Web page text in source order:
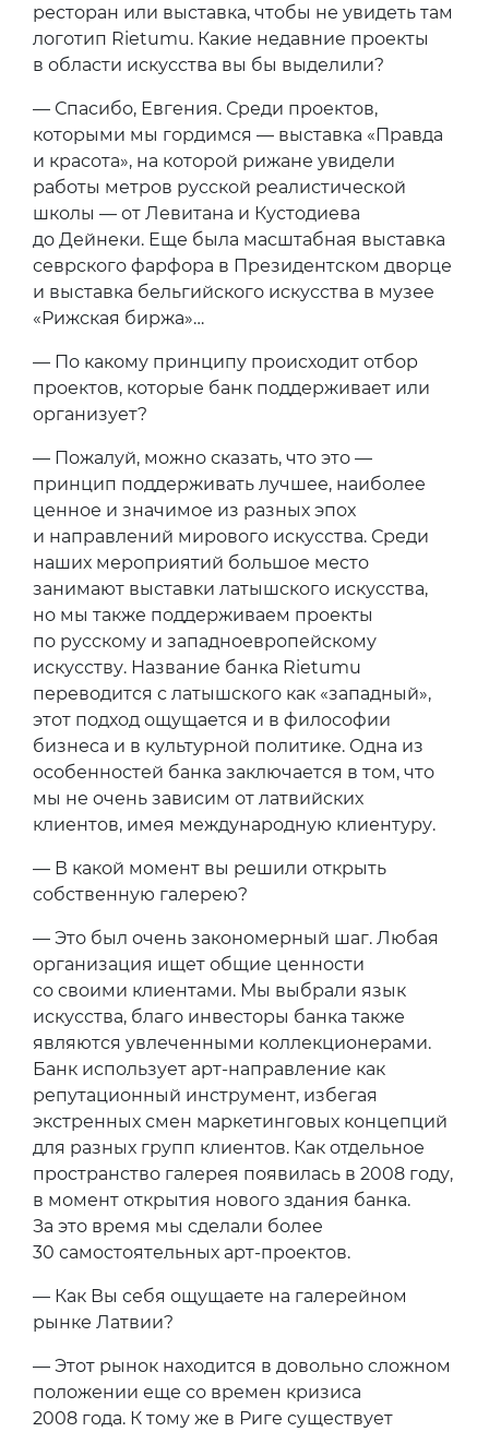
ресторан или выставка, чтобы не увидеть там
логотип Rietumu. Какие недавние проекты
в области искусства вы бы выделили?
— Спасибо, Евгения. Среди проектов,
которыми мы гордимся — выставка «Правда
и красота», на которой рижане увидели
работы метров русской реалистической
школы — от Левитана и Кустодиева
до Дейнеки. Еще была масштабная выставка
севрского фарфора в Президентском дворце
и выставка бельгийского искусства в музее
«Рижская биржа»…
— По какому принципу происходит отбор
проектов, которые банк поддерживает или
организует?
— Пожалуй, можно сказать, что это —
принцип поддерживать лучшее, наиболее
ценное и значимое из разных эпох
и направлений мирового искусства. Среди
наших мероприятий большое место
занимают выставки латышского искусства,
но мы также поддерживаем проекты
по русскому и западноевропейскому
искусству. Название банка Rietumu
переводится с латышского как «западный»,
этот подход ощущается и в философии
бизнеса и в культурной политике. Одна из
особенностей банка заключается в том, что
мы не очень зависим от латвийских
клиентов, имея международную клиентуру.
— В какой момент вы решили открыть
собственную галерею?
— Это был очень закономерный шаг. Любая
организация ищет общие ценности
со своими клиентами. Мы выбрали язык
искусства, благо инвесторы банка также
являются увлеченными коллекционерами.
Банк использует арт-направление как
репутационный инструмент, избегая
экстренных смен маркетинговых концепций
для разных групп клиентов. Как отдельное
пространство галерея появилась в 2008 году,
в момент открытия нового здания банка.
За это время мы сделали более
30 самостоятельных арт-проектов.
— Как Вы себя ощущаете на галерейном
рынке Латвии?
— Этот рынок находится в довольно сложном
положении еще со времен кризиса
2008 года. К тому же в Риге существует